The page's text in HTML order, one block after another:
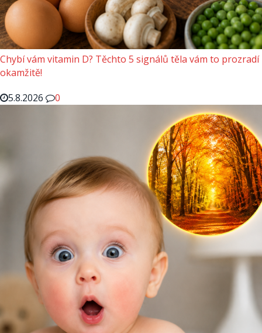
Chybí vám vitamin D? Těchto 5 signálů těla vám to prozradí
okamžitě!
5.8.2026
0